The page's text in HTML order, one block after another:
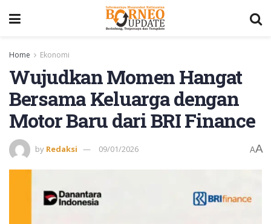
Home Ekonomi
Wujudkan Momen Hangat
Bersama Keluarga dengan
Motor Baru dari BRI Finance
by Redaksi 09/01/2026 AA